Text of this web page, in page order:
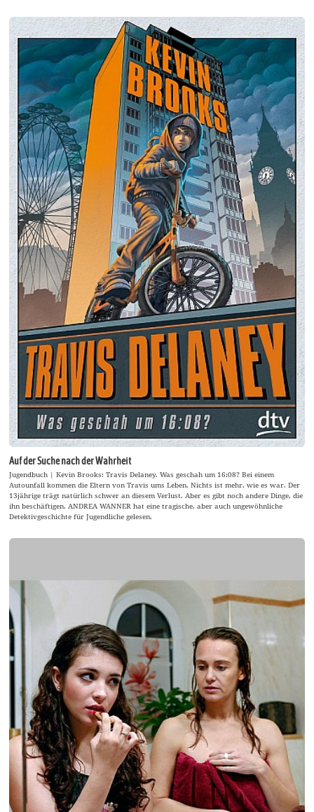
Auf der Suche nach der Wahrheit
Jugendbuch | Kevin Brooks: Travis Delaney. Was geschah um 16:08? Bei einem
Autounfall kommen die Eltern von Travis ums Leben. Nichts ist mehr, wie es war. Der
13jährige trägt natürlich schwer an diesem Verlust. Aber es gibt noch andere Dinge, die
ihn beschäftigen. ANDREA WANNER hat eine tragische, aber auch ungewöhnliche
Detektivgeschichte für Jugendliche gelesen.